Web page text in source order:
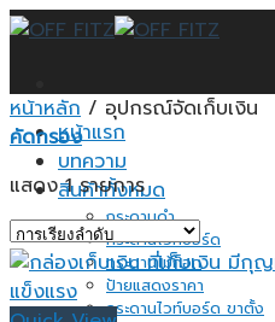
Skip
หน้าแรก
บทความ
สินค้าทั้งหมด
กระดานดำ
กระดานไวท์บอร์ด
กระดานไม้ก็อก
ป้ายแสดงราคา
กระดานไวท์บอร์ด ขาตั้ง
หน้าหลัก / อุปกรณ์จัดเก็บเงิน
คัดกรอง
แสดง 1 รายการ